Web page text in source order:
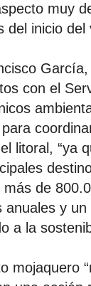
muy
del inicio del
con el
litoral, “ya
de
anuales y
a la
mojaquero